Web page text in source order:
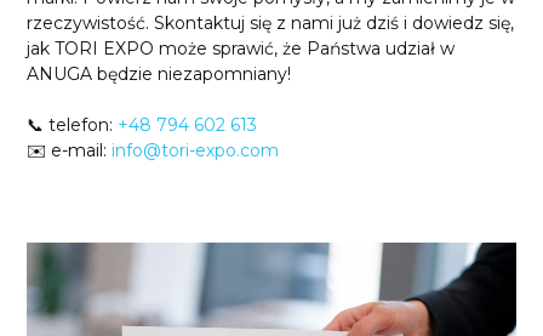
rzeczywistość. Skontaktuj się z nami już dziś i dowiedz się,
jak TORI EXPO może sprawić, że Państwa udział w
ANUGA będzie niezapomniany!
📞 telefon: +48 794 602 613
✉️ e-mail: info@tori-expo.com